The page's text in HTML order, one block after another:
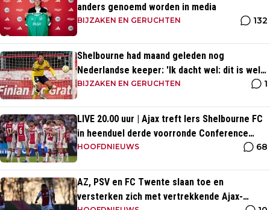
anders genoemd worden in media
BIJZAKEN EN GERUCHTEN 132
Shelbourne had maand geleden nog
Nederlandse keeper: 'Ik dacht wel: dit is wel
héél Iers'
BIJZAKEN EN GERUCHTEN 1
LIVE 20.00 uur | Ajax treft Iers Shelbourne FC
in heenduel derde voorronde Conference
League
HOOFDNIEUWS 68
AZ, PSV en FC Twente slaan toe en
versterken zich met vertrekkende Ajax-